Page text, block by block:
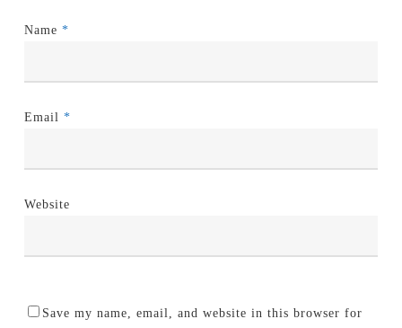
Name *
Email *
Website
Save my name, email, and website in this browser for